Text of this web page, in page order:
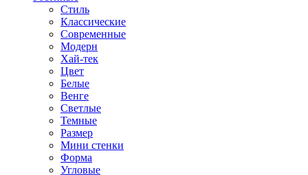
Стиль
Классические
Современные
Модерн
Хай-тек
Цвет
Белые
Венге
Светлые
Темные
Размер
Мини стенки
Форма
Угловые